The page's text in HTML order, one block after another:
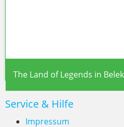
The Land of Legends in
Service & Hilfe
Impressum